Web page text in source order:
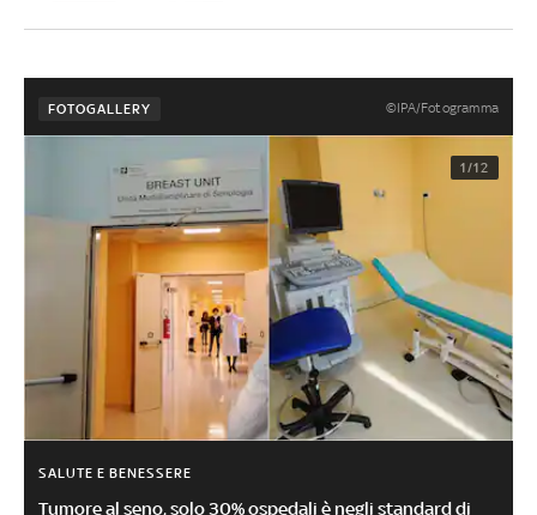
FOTOGALLERY ©IPA/Fotogramma
1/12
SALUTE E BENESSERE
Tumore al seno, solo 30% ospedali è negli standard di